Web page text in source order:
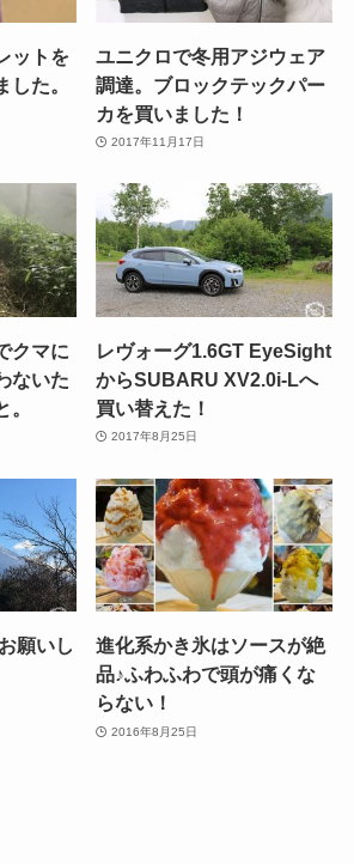
ットを
た。
ユニクロで冬用アジウェア
調達。ブロックテックパー
カを買いました！
2017年11月17日
クマに
ないた
レヴォーグ1.6GT EyeSight
からSUBARU XV2.0i-Lへ
買い替えた！
2017年8月25日
願いし
進化系かき氷はソースが絶
品♪ふわふわで頭が痛くな
らない！
2016年8月25日